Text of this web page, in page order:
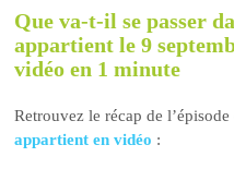
Que va-t-il se passer
appartient le 9
vidéo en 1 minute
Retrouvez le récap de
appartient en vidéo :